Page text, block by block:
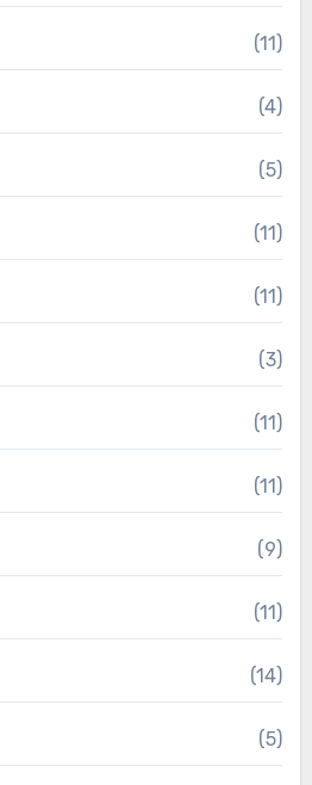
(11)
(4)
(5)
(11)
(11)
(3)
(11)
(11)
(9)
(11)
(14)
(5)